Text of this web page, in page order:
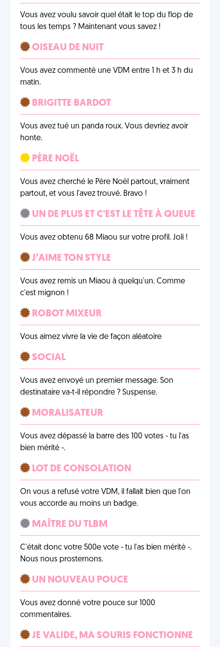
Vous avez voulu savoir quel était le top du flop de
tous les temps ? Maintenant vous savez !
OISEAU DE NUIT
Vous avez commenté une VDM entre 1 h et 3 h du
matin.
BRIGITTE BARDOT
Vous avez tué un panda roux. Vous devriez avoir
honte.
PÈRE NOËL
Vous avez cherché le Père Noël partout, vraiment
partout, et vous l'avez trouvé. Bravo !
UN DE PLUS ET C'EST LE TÊTE À QUEUE
Vous avez obtenu 68 Miaou sur votre profil. Joli !
J’AIME TON STYLE
Vous avez remis un Miaou à quelqu'un. Comme
c'est mignon !
ROBOT MIXEUR
Vous aimez vivre la vie de façon aléatoire
SOCIAL
Vous avez envoyé un premier message. Son
destinataire va-t-il répondre ? Suspense.
MORALISATEUR
Vous avez dépassé la barre des 100 votes - tu l'as
bien mérité -.
LOT DE CONSOLATION
On vous a refusé votre VDM, il fallait bien que l'on
vous accorde au moins un badge.
MAÎTRE DU TLBM
C'était donc votre 500e vote - tu l'as bien mérité -.
Nous nous prosternons.
UN NOUVEAU POUCE
Vous avez donné votre pouce sur 1000
commentaires.
JE VALIDE, MA SOURIS FONCTIONNE